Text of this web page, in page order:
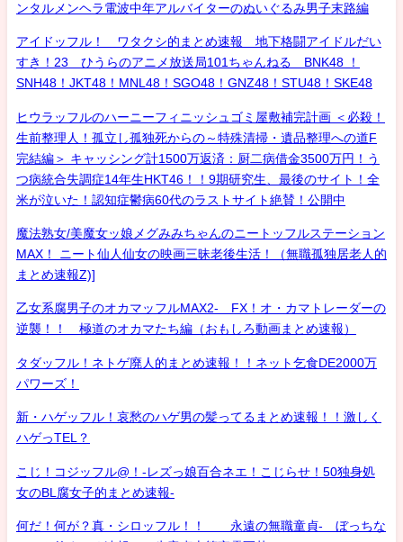
ンタルメンヘラ電波中年アルバイターのぬいぐるみ男子末路編
アイドッフル！ ワタクシ的まとめ速報 地下格闘アイドルだい
すき！23 ひうらのアニメ放送局101ちゃんねる BNK48 ！
SNH48！JKT48！MNL48！SGO48！GNZ48！STU48！SKE48
ヒウラッフルのハーニーフィニッシュゴミ屋敷補完計画 ＜必殺！
生前整理人！孤立し孤独死からの～特殊清掃・遺品整理への道F
完結編＞ キャッシング計1500万返済：厨二病借金3500万円！う
つ病統合失調症14年生HKT46！！9期研究生、最後のサイト！全
米が泣いた！認知症鬱病60代のラストサイト絶賛！公開中
魔法熟女/美魔女ッ娘メグみみちゃんのニートッフルステーション
MAX！ ニート仙人仙女の映画三昧老後生活！（無職孤独居老人的
まとめ速報Z)]
乙女系腐男子のオカマッフルMAX2- FX！オ・カマトレーダーの
逆襲！！ 極道のオカマたち編（おもしろ動画まとめ速報）
タダッフル！ネトゲ廃人的まとめ速報！！ネット乞食DE2000万
パワーズ！
新・ハゲッフル！哀愁のハゲ男の髪ってるまとめ速報！！激しく
ハゲっTEL？
こじ！コジッフル@！-レズっ娘百合ネエ！こじらせ！50独身処
女のBL腐女子的まとめ速報-
何だ！何が？真・シロッフル！！ 永遠の無職童貞- ぼっちな